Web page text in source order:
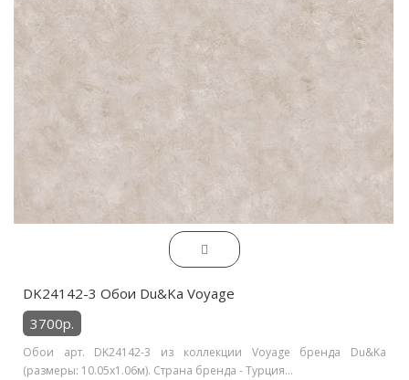
DK24142-3 Обои Du&Ka Voyage
3700р.
Обои арт. DK24142-3 из коллекции Voyage бренда Du&Ka
(размеры: 10.05х1.06м). Страна бренда - Турция...